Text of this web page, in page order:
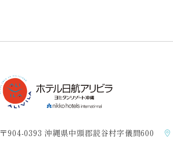
〒904-0393 沖縄県中頭郡読谷村字儀間600